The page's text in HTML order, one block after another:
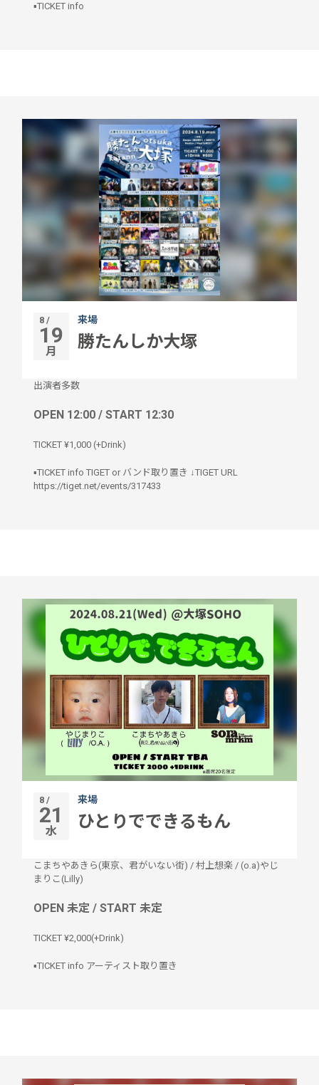
▪️TICKET info
8 /
19
月
来場
勝たんしか大塚
出演者多数
OPEN 12:00 / START 12:30
TICKET ¥1,000 (+Drink)
▪️TICKET info TIGET or バンド取り置き ↓TIGET URL
https://tiget.net/events/317433
8 /
21
水
来場
ひとりでできるもん
こまちやあきら(東京、君がいない街) / 村上想楽 / (o.a)やじ
まりこ(Lilly)
OPEN 未定 / START 未定
TICKET ¥2,000(+Drink)
▪️TICKET info アーティスト取り置き